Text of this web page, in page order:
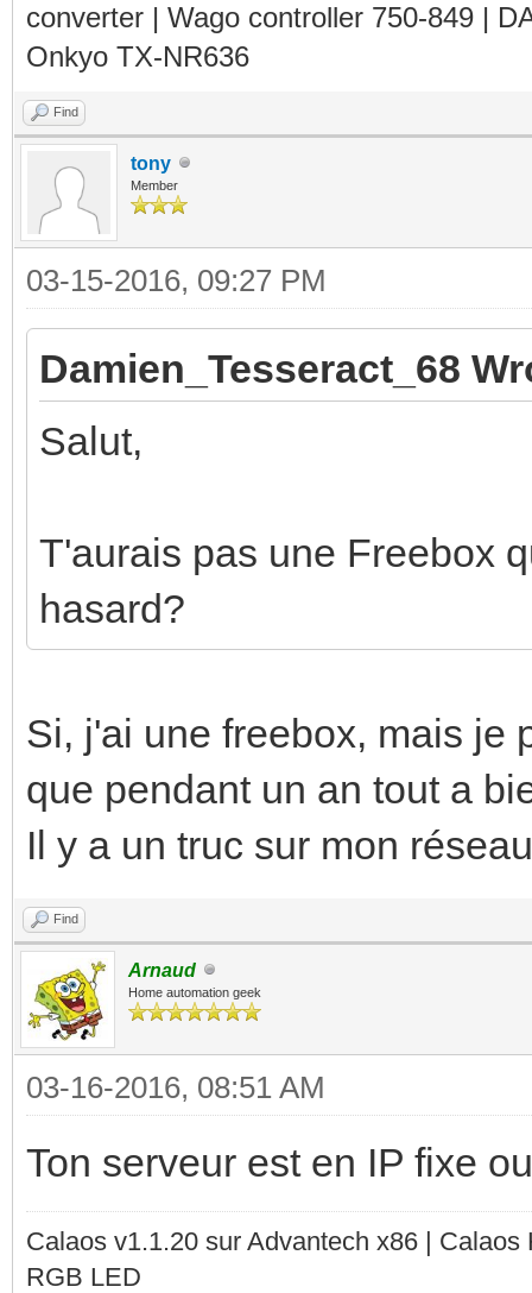
converter | Wago controller 750-849 |
Onkyo TX-NR636
Find
tony
Member
03-15-2016, 09:27 PM
Damien_Tesseract_68
Salut,
T'aurais pas une Freebox
hasard?
Si, j'ai une freebox, mais je
que pendant un an tout a
Il y a un truc sur mon
Find
Arnaud
Home automation geek
03-16-2016, 08:51 AM
Ton serveur est en IP fixe
Calaos v1.1.20 sur Advantech x86 |
RGB LED